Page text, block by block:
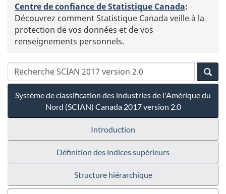
Centre de confiance de Statistique Canada:
Découvrez comment Statistique Canada veille à la
protection de vos données et de vos
renseignements personnels.
Système de classification des industries de l'Amérique du
Nord (SCIAN) Canada 2017 version 2.0
Introduction
Définition des indices supérieurs
Structure hiérarchique